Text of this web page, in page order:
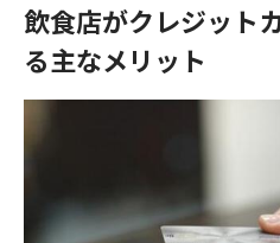
飲食店がクレジット
る主なメリット